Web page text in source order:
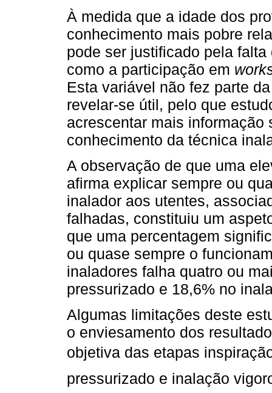
À medida que a idade dos
conhecimento mais pobre
pode ser justificado pela
como a participação em
Esta variável não fez parte
revelar-se útil, pelo que
acrescentar mais informação
conhecimento da técnica
A observação de que uma
afirma explicar sempre ou
inalador aos utentes,
falhadas, constituiu um
que uma percentagem
ou quase sempre o
inaladores falha quatro ou
pressurizado e 18,6% no
Algumas limitações deste
o enviesamento dos
objetiva das etapas
pressurizado e inalação